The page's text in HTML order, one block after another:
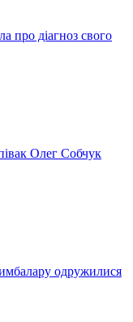
про діагноз свого
Олег Собчук
одружилися